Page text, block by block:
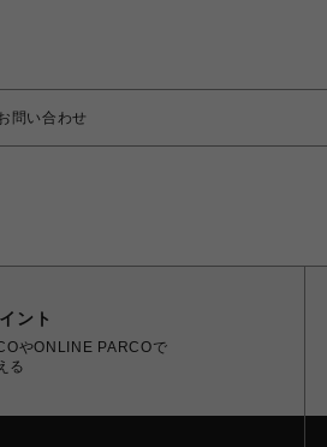
問い合わせ
ント
やONLINE PARCOで
る